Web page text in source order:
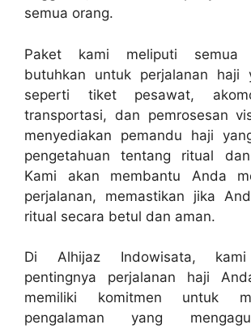
semua orang.
Paket kami meliputi semua
butuhkan untuk perjalanan haji
seperti tiket pesawat,
transportasi, dan pemrosesan
menyediakan pemandu haji
pengetahuan tentang ritual
Kami akan membantu Anda
perjalanan, memastikan jika
ritual secara betul dan aman.
Di Alhijaz Indowisata, kami
pentingnya perjalanan haji
memiliki komitmen untuk
pengalaman yang